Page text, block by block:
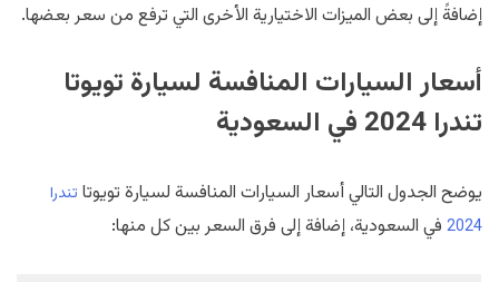
إضافةً إلى بعض الميزات الاختيارية الأخرى التي ترفع من سعر بعضها.
أسعار السيارات المنافسة لسيارة تويوتا
تندرا 2024 في السعودية
يوضح الجدول التالي أسعار السيارات المنافسة لسيارة تويوتا تندرا
2024 في السعودية، إضافة إلى فرق السعر بين كل منها: